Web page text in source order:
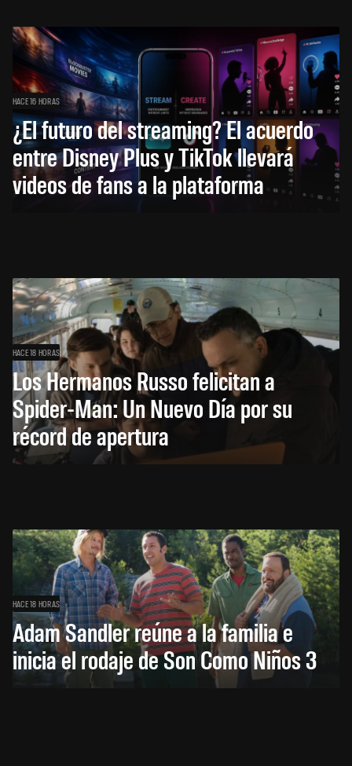
HACE 16 HORAS
¿El futuro del streaming? El acuerdo
entre Disney Plus y TikTok llevará
videos de fans a la plataforma
HACE 18 HORAS
Los Hermanos Russo felicitan a
Spider-Man: Un Nuevo Día por su
récord de apertura
HACE 18 HORAS
Adam Sandler reúne a la familia e
inicia el rodaje de Son Como Niños 3